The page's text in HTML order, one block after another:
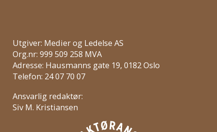
Utgiver: Medier og Ledelse AS
Org.nr: 999 509 258 MVA
Adresse: Hausmanns gate 19, 0182 Oslo
Telefon: 24 07 70 07
Ansvarlig redaktør:
Siv M. Kristiansen